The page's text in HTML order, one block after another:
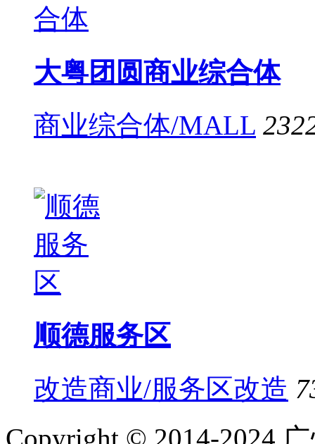
大粤团圆商业综合体
商业综合体/MALL
顺德服务区
改造商业/服务区改造
Copyright © 2014-2024